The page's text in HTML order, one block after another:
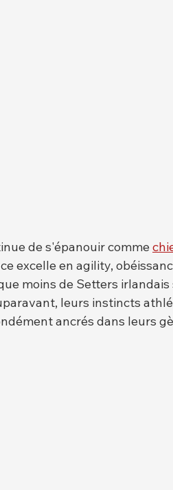
de s'épanouir comme
excelle en agility,
moins de Setters
leurs instincts
ancrés dans leurs